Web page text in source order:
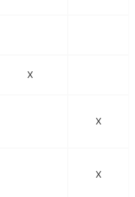
X
X
X